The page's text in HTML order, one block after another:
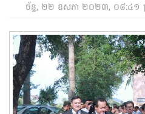
ច័ន្ទ, ២២ ឧសភា ២០២៣, ០៨:៤១